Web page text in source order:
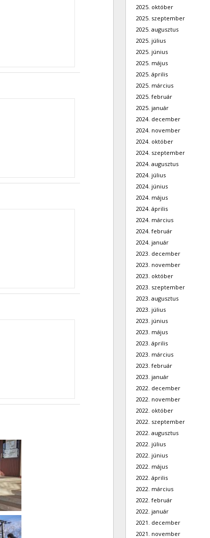
2025. október
2025. szeptember
2025. augusztus
2025. július
2025. június
2025. május
2025. április
2025. március
2025. február
2025. január
2024. december
2024. november
2024. október
2024. szeptember
2024. augusztus
2024. július
2024. június
2024. május
2024. április
2024. március
2024. február
2024. január
2023. december
2023. november
2023. október
2023. szeptember
2023. augusztus
2023. július
2023. június
2023. május
2023. április
2023. március
2023. február
2023. január
2022. december
2022. november
2022. október
2022. szeptember
2022. augusztus
2022. július
2022. június
2022. május
2022. április
2022. március
2022. február
2022. január
2021. december
2021. november